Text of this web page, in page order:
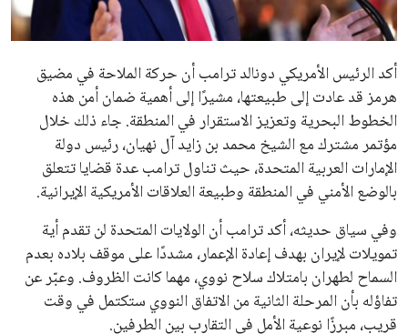
المرأة والجمال
محافظات
أكد الرئيس الأمريكي دونالد ترامب أن حركة الملاحة في مضيق
هرمز قد عادت إلى طبيعتها، مشيرًا إلى أهمية ضمان أمن هذه
الخطوط البحرية وتعزيز الاستقرار في المنطقة. جاء ذلك خلال
مؤتمر مشترك مع الشيخ محمد بن زايد آل نهيان، رئيس دولة
الإمارات العربية المتحدة، حيث تناول ترامب عدة قضايا تتعلق
بالوضع الأمني في المنطقة وطبيعة العلاقات الأمريكية الإيرانية.
وفي سياق حديثه، أكد ترامب أن الولايات المتحدة لن تقدم أية
تمويلات لإيران بهدف إعادة الإعمار، مشددًا على موقف بلاده بعدم
السماح لطهران بامتلاك سلاح نووي، مهما كانت الظروف. وعبّر عن
تفاؤله بأن المرحلة الثانية من الاتفاق النووي ستكتمل في وقت
قريب، مبرزًا نوعية الأمل في التقارب بين الطرفين.